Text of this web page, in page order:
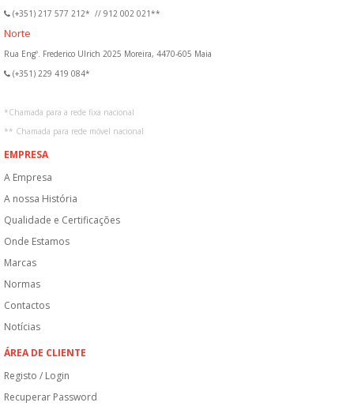
(+351) 217 577 212* // 912 002 021**
Norte
Rua Engº. Frederico Ulrich 2025 Moreira, 4470-605 Maia
(+351) 229 419 084*
*Chamada para a rede fixa nacional
** Chamada para rede móvel nacional
EMPRESA
A Empresa
A nossa História
Qualidade e Certificações
Onde Estamos
Marcas
Normas
Contactos
Notícias
ÁREA DE CLIENTE
Registo / Login
Recuperar Password